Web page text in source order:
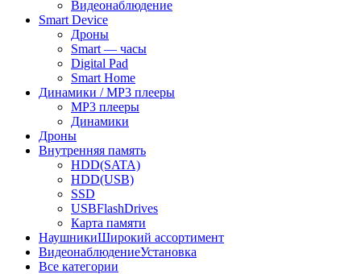
Видеонаблюдение
Smart Device
Дроны
Smart — часы
Digital Pad
Smart Home
Динамики / MP3 плееры
MP3 плееры
Динамики
Дроны
Внутренняя память
HDD(SATA)
HDD(USB)
SSD
USBFlashDrives
Карта памяти
НаушникиШирокий ассортимент
ВидеонаблюдениеУстановка
Все категории